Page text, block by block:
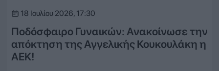
18 Ιουλίου 2026, 17:30
Ποδόσφαιρο Γυναικών: Ανακοίνωσε την
απόκτηση της Αγγελικής Κουκουλάκη η
ΑΕΚ!